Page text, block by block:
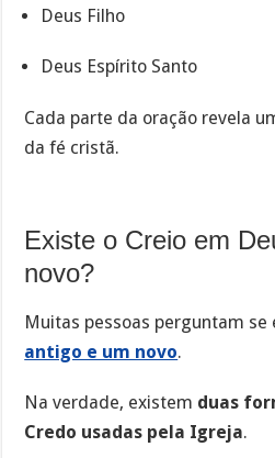
Deus Filho
Deus Espírito Santo
Cada parte da oração revela
da fé cristã.
Existe o Creio em
novo?
Muitas pessoas perguntam se
antigo e um novo.
Na verdade, existem duas
Credo usadas pela Igreja.